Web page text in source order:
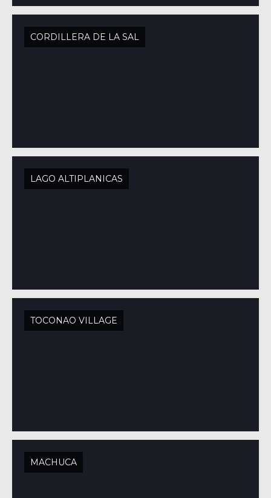
CORDILLERA DE LA SAL
LAGO ALTIPLANICAS
TOCONAO VILLAGE
MACHUCA